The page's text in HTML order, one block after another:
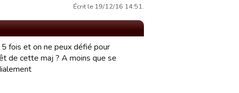
Écrit le 19/12/16 14:51.
fois et on ne peux défié pour
de cette maj ? A moins que se